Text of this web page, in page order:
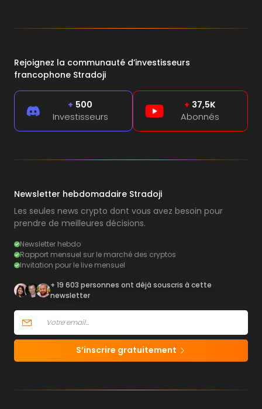
Rejoignez la communauté d’investisseurs
francophone Stradoji
+ 500
Investisseurs
+ 37,5K
Abonnés
Newsletter hebdomadaire Stradoji
Les seules news crypto dont vous avez besoin pour
prendre de meilleures décisions.
Newsletter hebdo
Rapport mensuel sur le marché des cryptos
Invitation pour le live mensuel
+ 19 603 personnes ont déjà souscris à cette
newsletter
S’inscrire gratuitement